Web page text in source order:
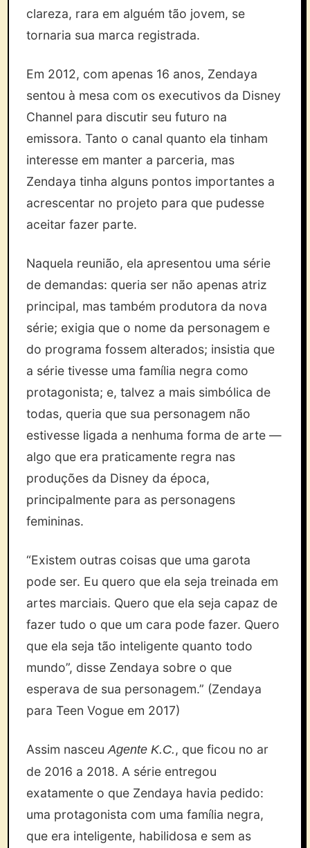
clareza, rara em alguém tão jovem, se
tornaria sua marca registrada.
Em 2012, com apenas 16 anos, Zendaya
sentou à mesa com os executivos da Disney
Channel para discutir seu futuro na
emissora. Tanto o canal quanto ela tinham
interesse em manter a parceria, mas
Zendaya tinha alguns pontos importantes a
acrescentar no projeto para que pudesse
aceitar fazer parte.
Naquela reunião, ela apresentou uma série
de demandas: queria ser não apenas atriz
principal, mas também produtora da nova
série; exigia que o nome da personagem e
do programa fossem alterados; insistia que
a série tivesse uma família negra como
protagonista; e, talvez a mais simbólica de
todas, queria que sua personagem não
estivesse ligada a nenhuma forma de arte —
algo que era praticamente regra nas
produções da Disney da época,
principalmente para as personagens
femininas.
“Existem outras coisas que uma garota
pode ser. Eu quero que ela seja treinada em
artes marciais. Quero que ela seja capaz de
fazer tudo o que um cara pode fazer. Quero
que ela seja tão inteligente quanto todo
mundo”, disse Zendaya sobre o que
esperava de sua personagem.” (Zendaya
para Teen Vogue em 2017)
Assim nasceuAgente K.C. , que ficou no ar
de 2016 a 2018. A série entregou
exatamente o que Zendaya havia pedido:
uma protagonista com uma família negra,
que era inteligente, habilidosa e sem as